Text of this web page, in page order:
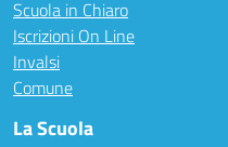
Scuola in Chiaro
Iscrizioni On Line
Invalsi
Comune
La Scuola